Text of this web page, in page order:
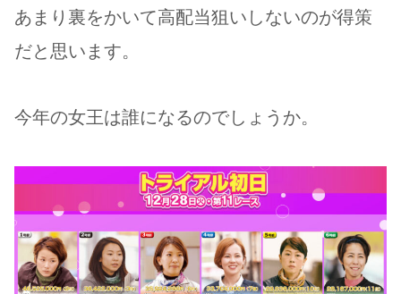
あまり裏をかいて高配当狙いしないのが得策
だと思います。
今年の女王は誰になるのでしょうか。